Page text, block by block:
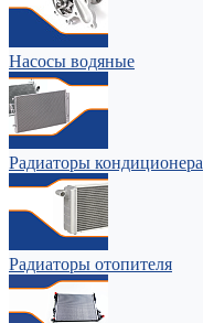
Насосы водяные
Радиаторы кондиционера
Радиаторы отопителя